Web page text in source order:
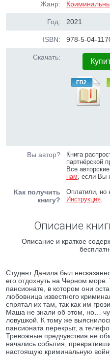
Жанр:
Год: 2021
ISBN: 978-5-04-
Скачать:
Вы автор?
Книга
партнёрской
Все
нам, если Вы
Как получить
книгу?
Оплатили, но
Инструкция.
Описание
Описание и краткое
Студент Данила был
его отдохнуть на Черном море.
пансионате, в котором они
любовница известного
спрятал их там, так как им
Маша не знали об этом, но…
ловушкой. К тому же
пансионата перекрыт, а
Тревожные предчувствия не
начались события,
настоящую криминальную